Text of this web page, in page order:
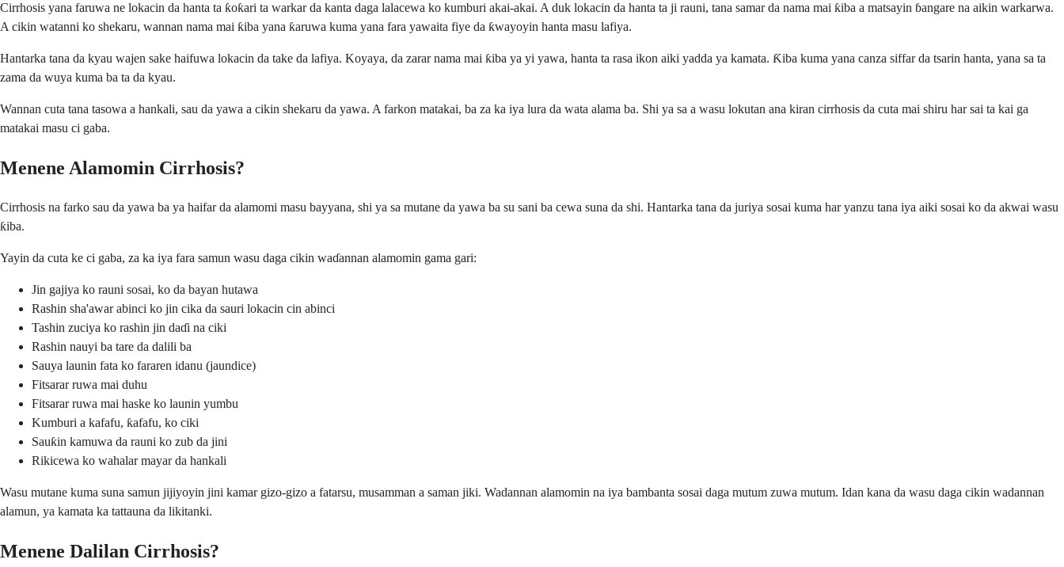
Cirrhosis yana faruwa ne lokacin da hanta ta ƙoƙari ta warkar da kanta daga lalacewa ko kumburi akai-akai. A duk lokacin da hanta ta ji rauni, tana samar da nama mai ƙiba a matsayin ɓangare na aikin warkarwa.
A cikin watanni ko shekaru, wannan nama mai ƙiba yana ƙaruwa kuma yana fara yawaita fiye da ƙwayoyin hanta masu lafiya.
Hantarka tana da kyau wajen sake haifuwa lokacin da take da lafiya. Koyaya, da zarar nama mai ƙiba ya yi yawa, hanta ta rasa ikon aiki yadda ya kamata. Ƙiba kuma yana canza siffar da tsarin hanta, yana sa ta
zama da wuya kuma ba ta da kyau.
Wannan cuta tana tasowa a hankali, sau da yawa a cikin shekaru da yawa. A farkon matakai, ba za ka iya lura da wata alama ba. Shi ya sa a wasu lokutan ana kiran cirrhosis da cuta mai shiru har sai ta kai ga
matakai masu ci gaba.
Menene Alamomin Cirrhosis?
Cirrhosis na farko sau da yawa ba ya haifar da alamomi masu bayyana, shi ya sa mutane da yawa ba su sani ba cewa suna da shi. Hantarka tana da juriya sosai kuma har yanzu tana iya aiki sosai ko da akwai wasu
ƙiba.
Yayin da cuta ke ci gaba, za ka iya fara samun wasu daga cikin waɗannan alamomin gama gari:
Jin gajiya ko rauni sosai, ko da bayan hutawa
Rashin sha'awar abinci ko jin cika da sauri lokacin cin abinci
Tashin zuciya ko rashin jin daɗi na ciki
Rashin nauyi ba tare da dalili ba
Sauya launin fata ko fararen idanu (jaundice)
Fitsarar ruwa mai duhu
Fitsarar ruwa mai haske ko launin yumbu
Kumburi a kafafu, ƙafafu, ko ciki
Sauƙin kamuwa da rauni ko zub da jini
Rikicewa ko wahalar mayar da hankali
Wasu mutane kuma suna samun jijiyoyin jini kamar gizo-gizo a fatarsu, musamman a saman jiki. Wadannan alamomin na iya bambanta sosai daga mutum zuwa mutum. Idan kana da wasu daga cikin wadannan
alamun, ya kamata ka tattauna da likitanki.
Menene Dalilan Cirrhosis?